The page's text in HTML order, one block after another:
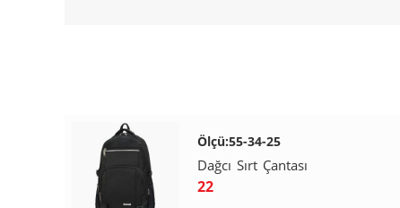
Ölçü:55-34-25
Dağcı Sırt Çantası
22